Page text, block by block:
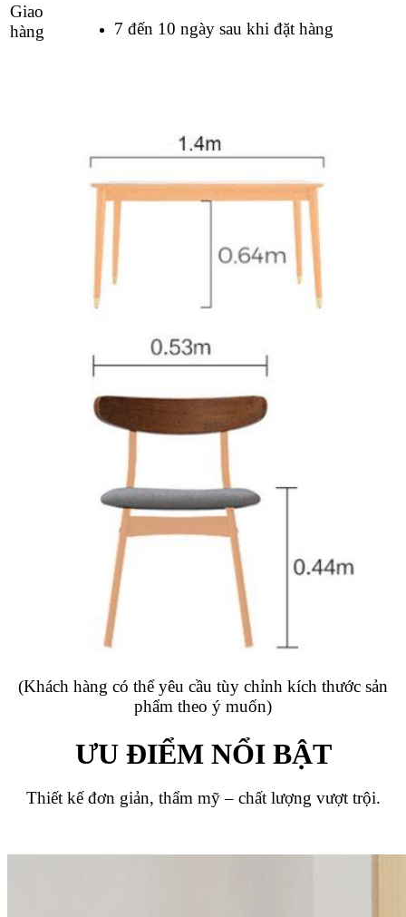
Giao
hàng
7 đến 10 ngày sau khi đặt hàng
(Khách hàng có thể yêu cầu tùy chỉnh kích thước sản
phẩm theo ý muốn)
ƯU ĐIỂM NỔI BẬT
Thiết kế đơn giản, thẩm mỹ – chất lượng vượt trội.